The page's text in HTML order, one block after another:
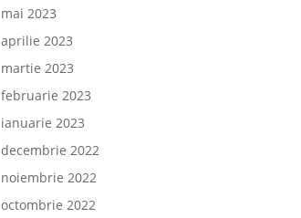
mai 2023
aprilie 2023
martie 2023
februarie 2023
ianuarie 2023
decembrie 2022
noiembrie 2022
octombrie 2022